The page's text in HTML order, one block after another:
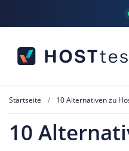
Startseite 10 Alternativen zu
10